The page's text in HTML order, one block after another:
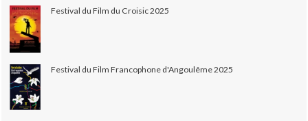
Festival du Film du Croisic 2025
Festival du Film Francophone d'Angoulême 2025